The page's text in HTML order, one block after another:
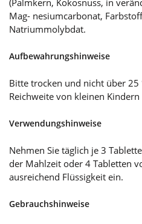
Mag- nesiumcarbonat,
Natriummolybdat.
Aufbewahrungshinweise
Bitte trocken und nicht über 25
Reichweite von kleinen
Verwendungshinweise
Nehmen Sie täglich je 3
der Mahlzeit oder 4 Tabletten
ausreichend Flüssigkeit ein.
Gebrauchshinweise